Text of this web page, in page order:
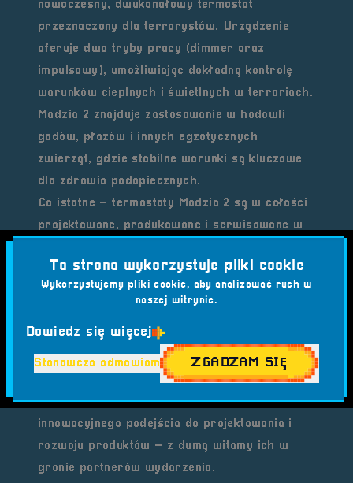
nowoczesny, dwukanałowy termostat
przeznaczony dla terrarystów. Urządzenie
oferuje dwa tryby pracy (dimmer oraz
impulsowy), umożliwiając dokładną kontrolę
warunków cieplnych i świetlnych w terrariach.
Madzia 2 znajduje zastosowanie w hodowli
gadów, płazów i innych egzotycznych
zwierząt, gdzie stabilne warunki są kluczowe
dla zdrowia podopiecznych.
Co istotne – termostaty
Madzia 2 są w całości
projektowane, produkowane i serwisowane w
i wspiera lokalną gospodarkę.
Idealny partner dla RetroSfery
dawnych i współczesnych. Współpraca z
firmą, która łączy nowoczesną elektronikę z
praktycznym zastosowaniem, idealnie wpisuje
się w naszą filozofię. Dziuba Labs to przykład
innowacyjnego podejścia do projektowania i
rozwoju produktów – z dumą witamy ich w
gronie partnerów wydarzenia.
Ta strona wykorzystuje pliki cookie
Wykorzystujemy pliki cookie, aby analizować ruch w
naszej witrynie.
Dowiedz się więcej
Stanowczo odmawiam ZGADZAM SIĘ